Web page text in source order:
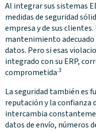
Al integrar sus sistemas
medidas de seguridad
empresa y de sus
mantenimiento
datos. Pero si esas
integrado con su ERP,
comprometida.3
La seguridad también es
reputación y la confianza
intercambia
datos de envío, números